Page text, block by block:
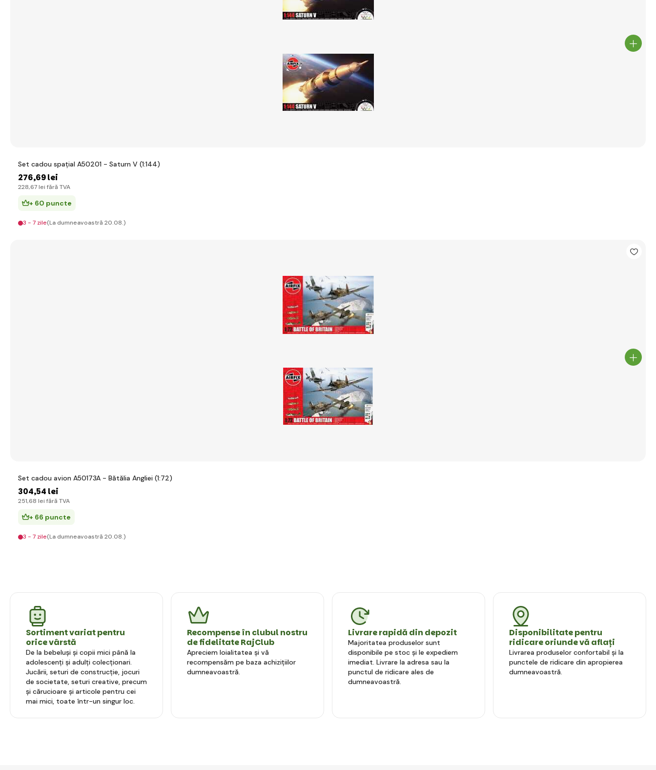
Set cadou spațial A50201 - Saturn V (1:144)
276,69 lei
228,67 lei fără TVA
+ 60 puncte
3 - 7 zile(La dumneavoastră 20.08.)
Set cadou avion A50173A - Bătălia Angliei (1:72)
304,54 lei
251,68 lei fără TVA
+ 66 puncte
3 - 7 zile(La dumneavoastră 20.08.)
Sortiment variat pentru
orice vârstă
De la bebeluși și copii mici până la
adolescenți și adulți colecționari.
Jucării, seturi de construcție, jocuri
de societate, seturi creative, precum
și cărucioare și articole pentru cei
mai mici, toate într-un singur loc.
Recompense în clubul nostru
de fidelitate RajClub
Apreciem loialitatea și vă
recompensăm pe baza achizițiilor
dumneavoastră.
Livrare rapidă din depozit
Majoritatea produselor sunt
disponibile pe stoc și le expediem
imediat. Livrare la adresa sau la
punctul de ridicare ales de
dumneavoastră.
Disponibilitate pentru
ridicare oriunde vă aflați
Livrarea produselor confortabil și la
punctele de ridicare din apropierea
dumneavoastră.